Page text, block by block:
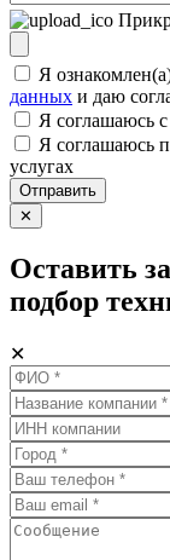
Я
данных и даю
Я соглашаюсь c
Я соглашаюсь
услугах
Отправить
✕
Оставить
подбор
✕